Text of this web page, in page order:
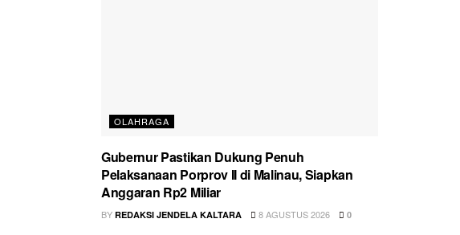
OLAHRAGA
Gubernur Pastikan Dukung Penuh
Pelaksanaan Porprov II di Malinau, Siapkan
Anggaran Rp2 Miliar
BY REDAKSI JENDELA KALTARA 8 AGUSTUS 2026 0